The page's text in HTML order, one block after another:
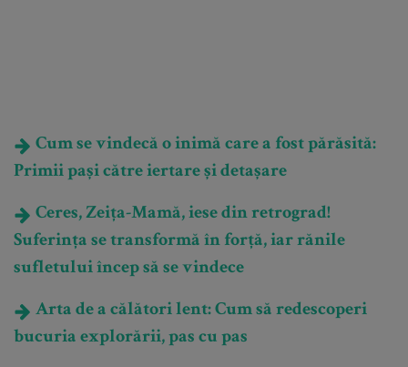
Cum se vindecă o inimă care a fost părăsită:
Primii pași către iertare și detașare
Ceres, Zeița-Mamă, iese din retrograd!
Suferința se transformă în forță, iar rănile
sufletului încep să se vindece
Arta de a călători lent: Cum să redescoperi
bucuria explorării, pas cu pas